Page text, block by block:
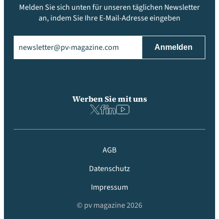
Melden Sie sich unten für unseren täglichen Newsletter
an, indem Sie Ihre E-Mail-Adresse eingeben
Werben Sie mit uns
AGB
Datenschutz
Impressum
© pv magazine 2026